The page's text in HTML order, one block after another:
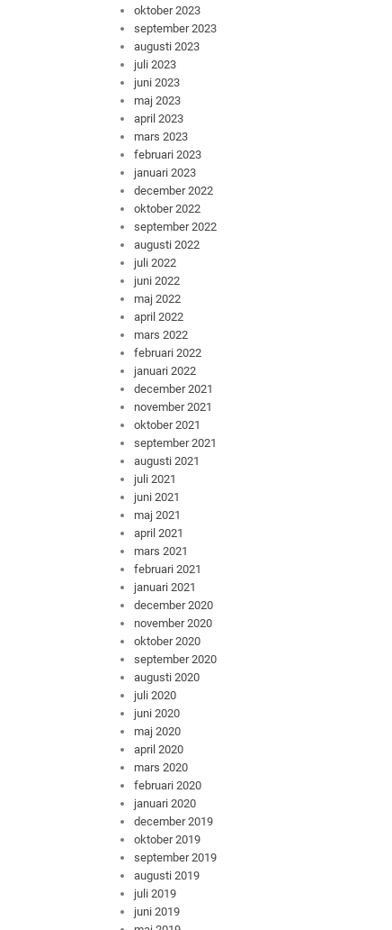
oktober 2023
september 2023
augusti 2023
juli 2023
juni 2023
maj 2023
april 2023
mars 2023
februari 2023
januari 2023
december 2022
oktober 2022
september 2022
augusti 2022
juli 2022
juni 2022
maj 2022
april 2022
mars 2022
februari 2022
januari 2022
december 2021
november 2021
oktober 2021
september 2021
augusti 2021
juli 2021
juni 2021
maj 2021
april 2021
mars 2021
februari 2021
januari 2021
december 2020
november 2020
oktober 2020
september 2020
augusti 2020
juli 2020
juni 2020
maj 2020
april 2020
mars 2020
februari 2020
januari 2020
december 2019
oktober 2019
september 2019
augusti 2019
juli 2019
juni 2019